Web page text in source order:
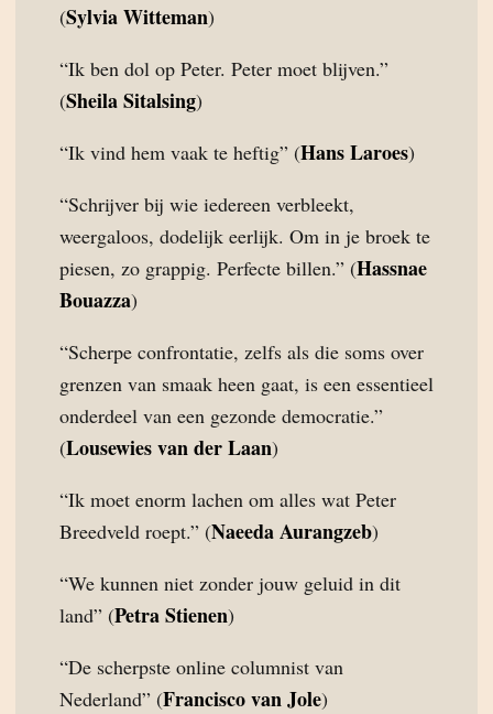
(Sylvia Witteman)
“Ik ben dol op Peter. Peter moet blijven.”
(Sheila Sitalsing)
“Ik vind hem vaak te heftig” (Hans Laroes)
“Schrijver bij wie iedereen verbleekt,
weergaloos, dodelijk eerlijk. Om in je broek te
piesen, zo grappig. Perfecte billen.” (Hassnae
Bouazza)
“Scherpe confrontatie, zelfs als die soms over
grenzen van smaak heen gaat, is een essentieel
onderdeel van een gezonde democratie.”
(Lousewies van der Laan)
“Ik moet enorm lachen om alles wat Peter
Breedveld roept.” (Naeeda Aurangzeb)
“We kunnen niet zonder jouw geluid in dit
land” (Petra Stienen)
“De scherpste online columnist van
Nederland” (Francisco van Jole)